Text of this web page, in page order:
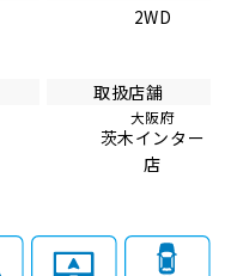
2WD
取扱店舗
大阪府
茨木インター
店